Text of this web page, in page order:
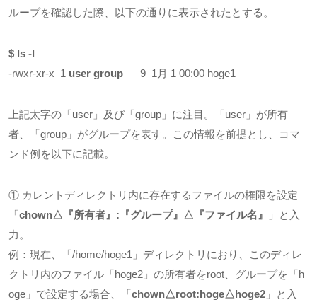
ループを確認した際、以下の通りに表示されたとする。
$ ls -l
-rwxr-xr-x 1 user group 9 1月 1 00:00 hoge1
上記太字の「 user 」及び「 group 」に注目。「 user 」が所有
者、「 group 」がグループを表す。この情報を前提とし、コマ
ンド例を以下に記載。
① カレントディレクトリ内に存在するファイルの権限を設定
「 chown△ 『所有者』 : 『グループ』 △ 『ファイル名』
」と入
力。
例：現在、「 /home/hoge1 」ディレクトリにおり、このディレ
クトリ内のファイル「 hoge2 」の所有者をroot、グループを「 h
oge 」で設定する場合、「 chown△root:hoge△hoge2 」と入